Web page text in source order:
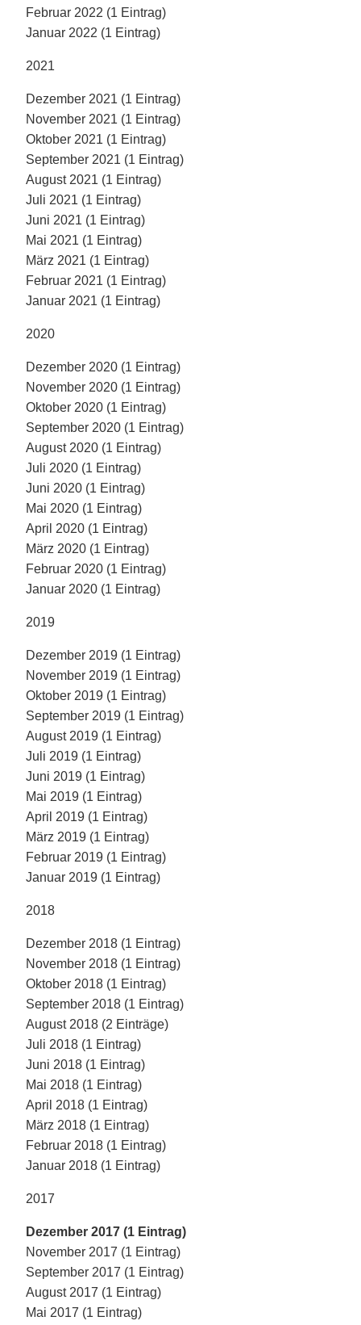
Februar 2022 (1 Eintrag)
Januar 2022 (1 Eintrag)
2021
Dezember 2021 (1 Eintrag)
November 2021 (1 Eintrag)
Oktober 2021 (1 Eintrag)
September 2021 (1 Eintrag)
August 2021 (1 Eintrag)
Juli 2021 (1 Eintrag)
Juni 2021 (1 Eintrag)
Mai 2021 (1 Eintrag)
März 2021 (1 Eintrag)
Februar 2021 (1 Eintrag)
Januar 2021 (1 Eintrag)
2020
Dezember 2020 (1 Eintrag)
November 2020 (1 Eintrag)
Oktober 2020 (1 Eintrag)
September 2020 (1 Eintrag)
August 2020 (1 Eintrag)
Juli 2020 (1 Eintrag)
Juni 2020 (1 Eintrag)
Mai 2020 (1 Eintrag)
April 2020 (1 Eintrag)
März 2020 (1 Eintrag)
Februar 2020 (1 Eintrag)
Januar 2020 (1 Eintrag)
2019
Dezember 2019 (1 Eintrag)
November 2019 (1 Eintrag)
Oktober 2019 (1 Eintrag)
September 2019 (1 Eintrag)
August 2019 (1 Eintrag)
Juli 2019 (1 Eintrag)
Juni 2019 (1 Eintrag)
Mai 2019 (1 Eintrag)
April 2019 (1 Eintrag)
März 2019 (1 Eintrag)
Februar 2019 (1 Eintrag)
Januar 2019 (1 Eintrag)
2018
Dezember 2018 (1 Eintrag)
November 2018 (1 Eintrag)
Oktober 2018 (1 Eintrag)
September 2018 (1 Eintrag)
August 2018 (2 Einträge)
Juli 2018 (1 Eintrag)
Juni 2018 (1 Eintrag)
Mai 2018 (1 Eintrag)
April 2018 (1 Eintrag)
März 2018 (1 Eintrag)
Februar 2018 (1 Eintrag)
Januar 2018 (1 Eintrag)
2017
Dezember 2017 (1 Eintrag)
November 2017 (1 Eintrag)
September 2017 (1 Eintrag)
August 2017 (1 Eintrag)
Mai 2017 (1 Eintrag)